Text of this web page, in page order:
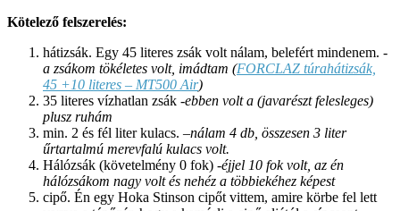
Kötelező felszerelés:
hátizsák. Egy 45 literes zsák volt nálam, belefért mindenem. -
a zsákom tökéletes volt, imádtam (FORCLAZ túrahátizsák,
45 +10 literes – MT500 Air)
35 literes vízhatlan zsák -ebben volt a (javarészt felesleges)
plusz ruhám
min. 2 és fél liter kulacs. –nálam 4 db, összesen 3 liter
űrtartalmú merevfalú kulacs volt.
Hálózsák (követelmény 0 fok) -éjjel 10 fok volt, az én
hálózsákom nagy volt és nehéz a többiekéhez képest
cipő. Én egy Hoka Stinson cipőt vittem, amire körbe fel lett